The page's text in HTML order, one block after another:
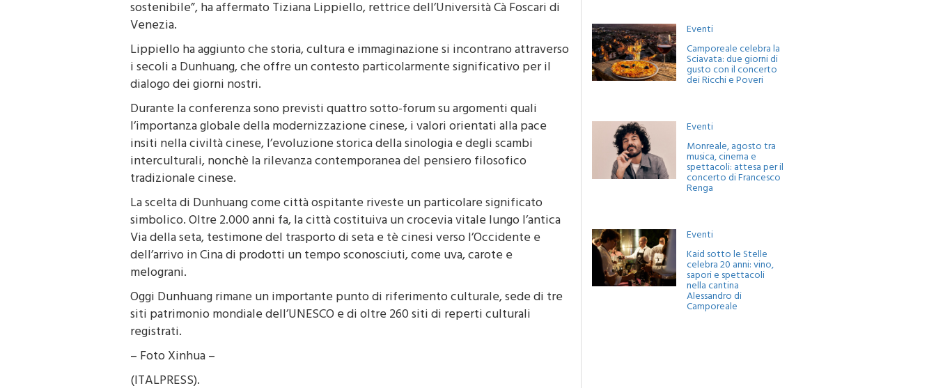
Venezia.
Lippiello ha aggiunto che storia, cultura e immaginazione si incontrano attraverso
i secoli a Dunhuang, che offre un contesto particolarmente significativo per il
dialogo dei giorni nostri.
Durante la conferenza sono previsti quattro sotto-forum su argomenti quali
l’importanza globale della modernizzazione cinese, i valori orientati alla pace
insiti nella civiltà cinese, l’evoluzione storica della sinologia e degli scambi
interculturali, nonchè la rilevanza contemporanea del pensiero filosofico
tradizionale cinese.
La scelta di Dunhuang come città ospitante riveste un particolare significato
simbolico. Oltre 2.000 anni fa, la città costituiva un crocevia vitale lungo l’antica
Via della seta, testimone del trasporto di seta e tè cinesi verso l’Occidente e
dell’arrivo in Cina di prodotti un tempo sconosciuti, come uva, carote e
melograni.
Oggi Dunhuang rimane un importante punto di riferimento culturale, sede di tre
siti patrimonio mondiale dell’UNESCO e di oltre 260 siti di reperti culturali
registrati.
– Foto Xinhua –
(ITALPRESS).
Eventi
Camporeale celebra la
Sciavata: due giorni di
gusto con il concerto
dei Ricchi e Poveri
Eventi
Monreale, agosto tra
musica, cinema e
spettacoli: attesa per il
concerto di Francesco
Renga
Eventi
Kaid sotto le Stelle
celebra 20 anni: vino,
sapori e spettacoli
nella cantina
Alessandro di
Camporeale